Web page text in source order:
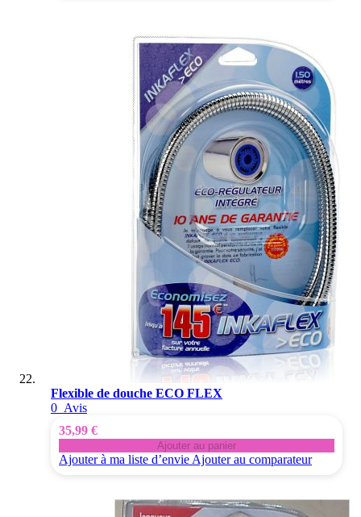
Flexible de douche ECO FLEX
0 Avis
35,99 €
Ajouter au panier
Ajouter à ma liste d’envie Ajouter au comparateur